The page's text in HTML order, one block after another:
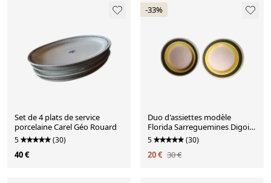
Set de 4 plats de service
porcelaine Carel Géo Rouard
5 (30)
40 €
-33%
Duo d'assiettes modèle
Florida Sarreguemines Digoin
- Années 1950/1960
5 (30)
20 € 30 €